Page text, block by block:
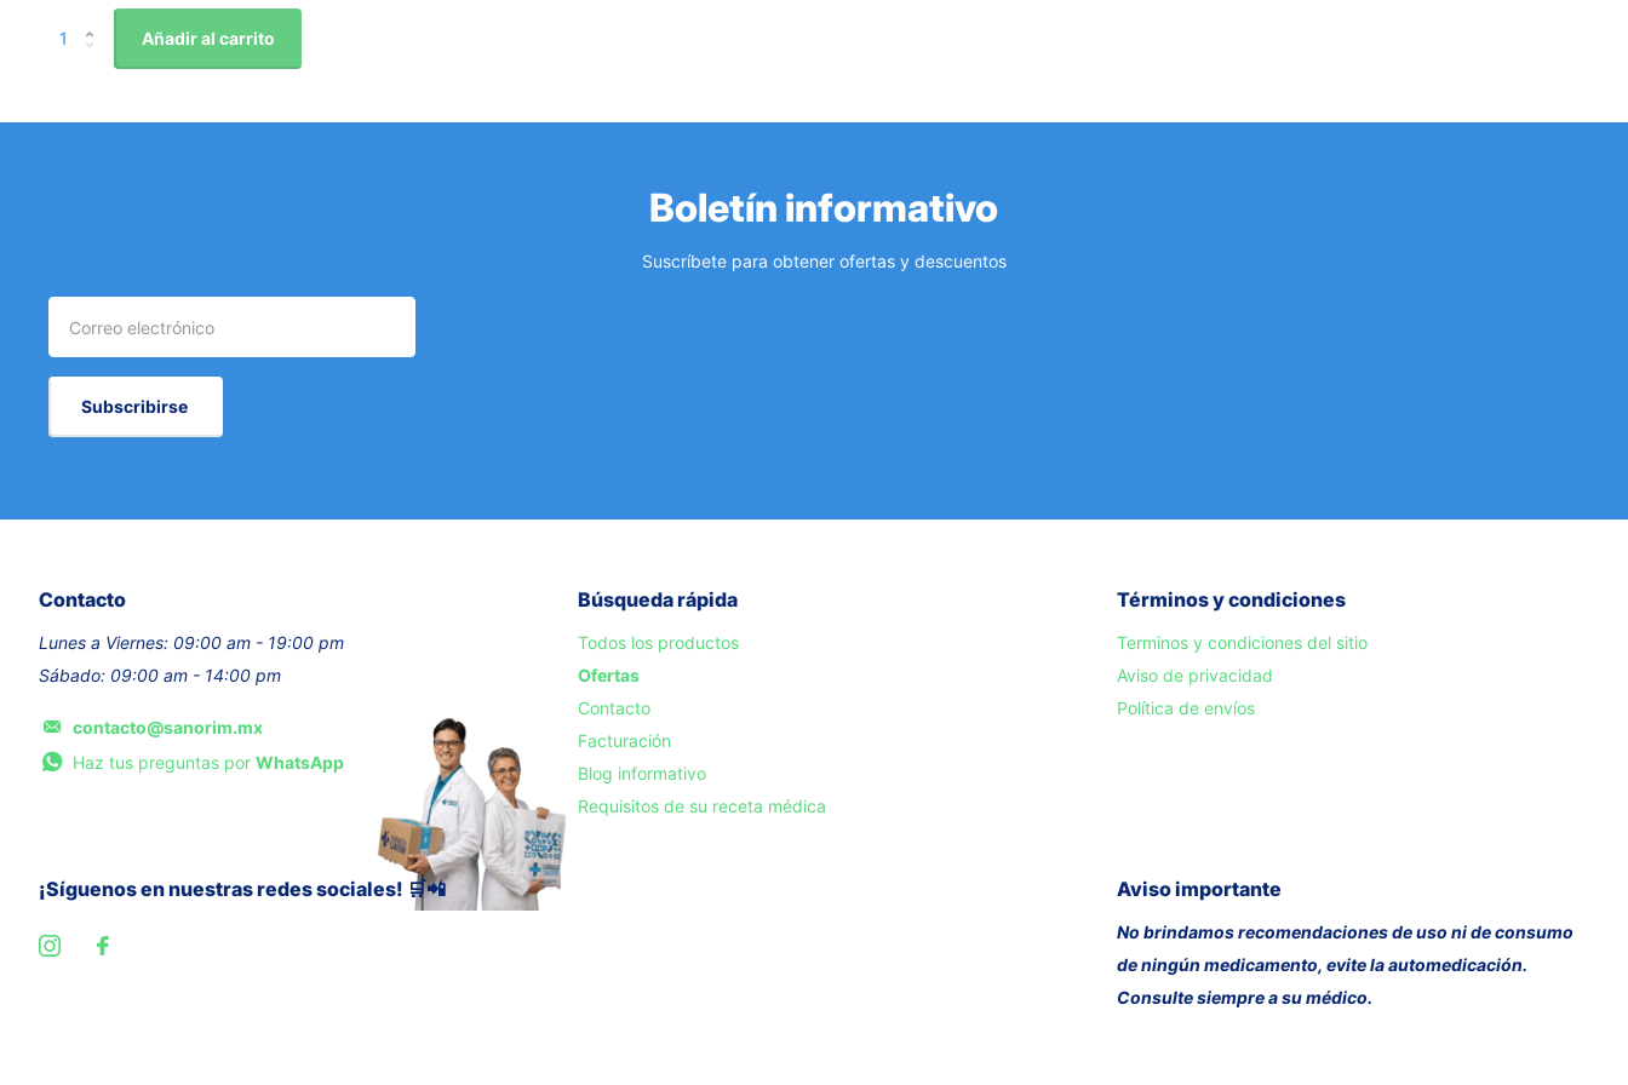
Añadir al carrito
Boletín informativo
Suscríbete para obtener ofertas y descuentos
Subscribirse
Contacto
Lunes a Viernes: 09:00 am - 19:00 pm
Sábado: 09:00 am - 14:00 pm
contacto@sanorim.mx
Haz tus preguntas por WhatsApp
Búsqueda rápida
Todos los productos
Ofertas
Contacto
Facturación
Blog informativo
Requisitos de su receta médica
Términos y condiciones
Terminos y condiciones del sitio
Aviso de privacidad
Política de envíos
¡Síguenos en nuestras redes sociales! 🛒📲 Aviso importante
No brindamos recomendaciones de uso ni de consumo
de ningún medicamento, evite la automedicación.
Consulte siempre a su médico.